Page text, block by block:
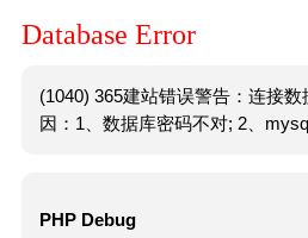
Database Error
(1040) 365建站错误警告：连接
因：1、数据库密码不对; 2、
PHP Debug